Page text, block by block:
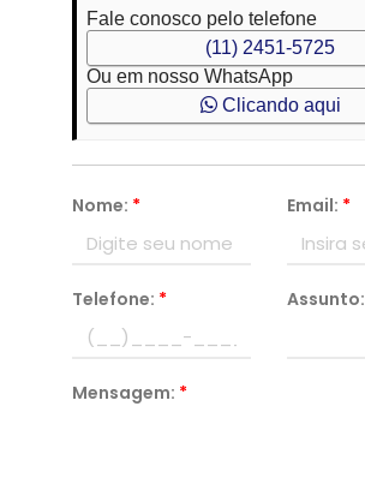
Fale conosco pelo telefone
(11) 2451-5725
Ou em nosso WhatsApp
Clicando aqui
Nome: * Email: *
Telefone: * Assunto:
Mensagem: *